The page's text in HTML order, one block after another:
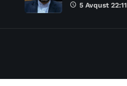
5 Avqust 22:11